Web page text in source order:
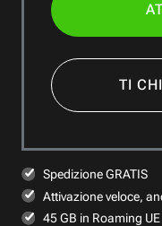
TI
Spedizione GRATIS
Attivazione veloce,
45 GB in Roaming